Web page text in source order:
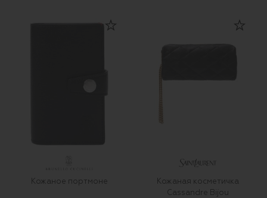
Кожаное портмоне
Кожаная косметичка
Cassandre Bijou